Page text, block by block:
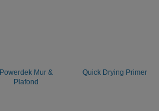
Powerdek Mur &
Plafond
Quick Drying Primer